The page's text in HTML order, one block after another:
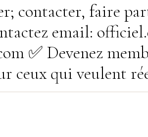
contacter, faire
email:
✅ Devenez
ceux qui veulent